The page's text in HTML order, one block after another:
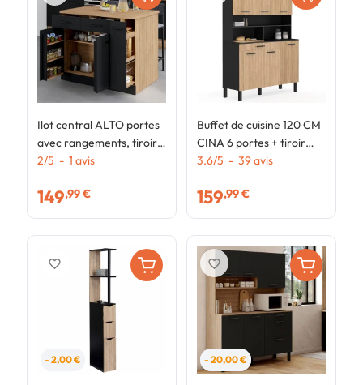
Ilot central ALTO portes
avec rangements, tiroirs,
rangement coulissant et
hêtre et noir
2/5 - 1 avis
149,99 €
- 2,00 €
favorite_border
Buffet de cuisine 120 CM
CINA 6 portes + tiroir
noir et façon hêtre
3.6/5 - 39avis
159,99 €
- 20,00 €
favorite_border